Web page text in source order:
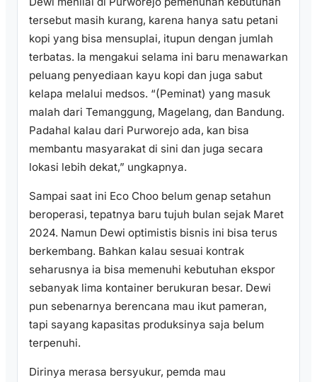
tersebut masih kurang, karena hanya satu petani
kopi yang bisa mensuplai, itupun dengan jumlah
terbatas. Ia mengakui selama ini baru menawarkan
peluang penyediaan kayu kopi dan juga sabut
kelapa melalui medsos. “(Peminat) yang masuk
malah dari Temanggung, Magelang, dan Bandung.
Padahal kalau dari Purworejo ada, kan bisa
membantu masyarakat di sini dan juga secara
lokasi lebih dekat,” ungkapnya.
Sampai saat ini Eco Choo belum genap setahun
beroperasi, tepatnya baru tujuh bulan sejak Maret
2024. Namun Dewi optimistis bisnis ini bisa terus
berkembang. Bahkan kalau sesuai kontrak
seharusnya ia bisa memenuhi kebutuhan ekspor
sebanyak lima kontainer berukuran besar. Dewi
pun sebenarnya berencana mau ikut pameran,
tapi sayang kapasitas produksinya saja belum
terpenuhi.
Dirinya merasa bersyukur, pemda mau